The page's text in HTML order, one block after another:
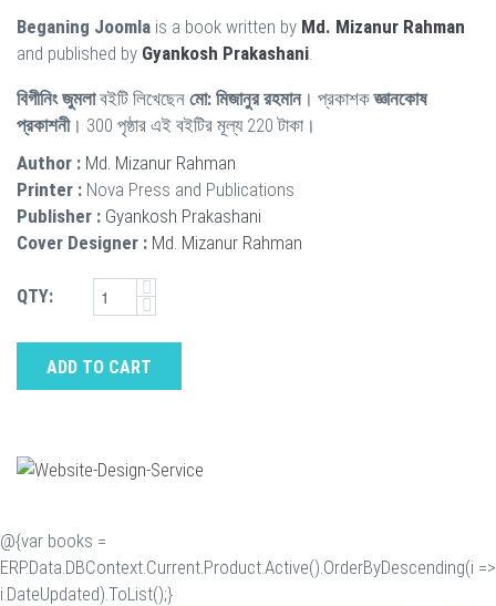
Beganing Joomla is a book written by Md. Mizanur Rahman
and published by Gyankosh Prakashani
বিগীনিং জুমলাবইটি লিখেছেন মো: মিজানুর রহমান। প্রকাশকজ্ঞানকোষ
প্রকাশনী। 300 পৃষ্ঠার এই বইটির মূল্য 220 টাকা।
Author : Md. Mizanur Rahman
Printer : Nova Press and Publications
Publisher : Gyankosh Prakashani
Cover Designer : Md. Mizanur Rahman
QTY:
ADD TO CART
@{var books =
ERP.Data.DBContext.Current.Product.Active().OrderByDescending(i =>
i.DateUpdated).ToList();}